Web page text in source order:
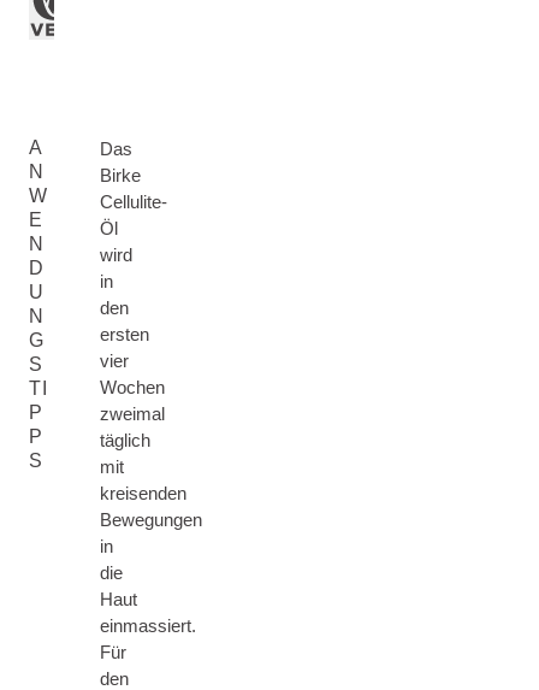
A
N
W
E
N
D
U
N
G
S
TI
P
P
S
Das
Birke
Cellulite-
Öl
wird
in
den
ersten
vier
Wochen
zweimal
täglich
mit
kreisenden
Bewegungen
in
die
Haut
einmassiert.
Für
den